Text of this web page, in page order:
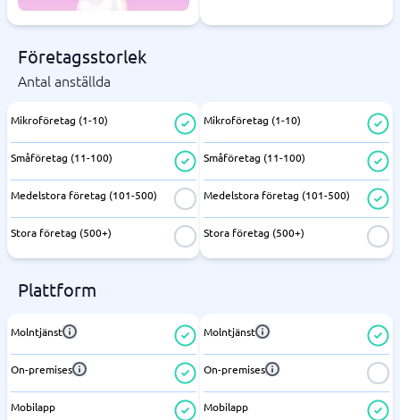
Företagsstorlek
Antal anställda
Mikroföretag (1-10)
Småföretag (11-100)
Medelstora företag (101-500)
Stora företag (500+)
Mikroföretag (1-10)
Småföretag (11-100)
Medelstora företag (101-500)
Stora företag (500+)
Plattform
Molntjänst
On-premises
Mobilapp
Molntjänst
On-premises
Mobilapp